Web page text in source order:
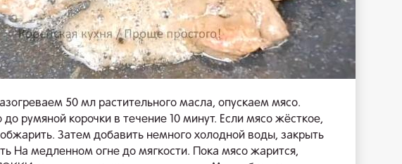
50 мл растительного масла, опускаем мясо.
румяной корочки в течение 10 минут. Если мясо жёсткое,
Затем добавить немного холодной воды, закрыть
На медленном огне до мягкости. Пока мясо жарится,